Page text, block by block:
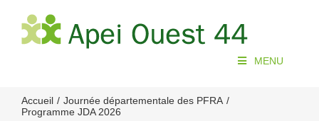
contenu
MENU
Accueil
Journée départementale des PFRA
Programme JDA 2026